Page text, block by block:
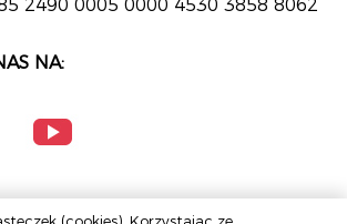
2490 0005 0000 4530 3858 8062
NA: